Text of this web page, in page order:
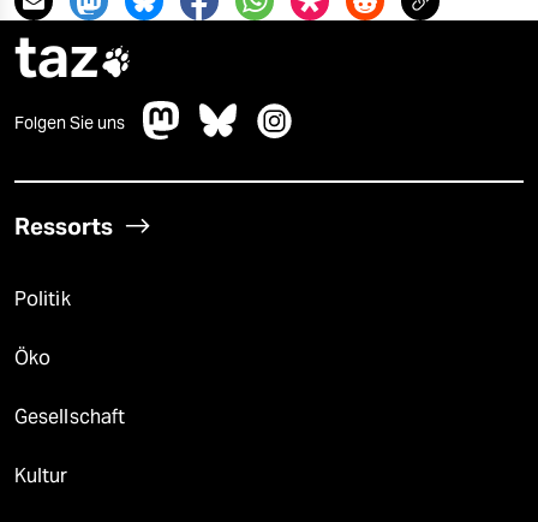
genossenschaft
epaper login
taz
Folgen Sie uns
Ressorts
Politik
Öko
Gesellschaft
Kultur